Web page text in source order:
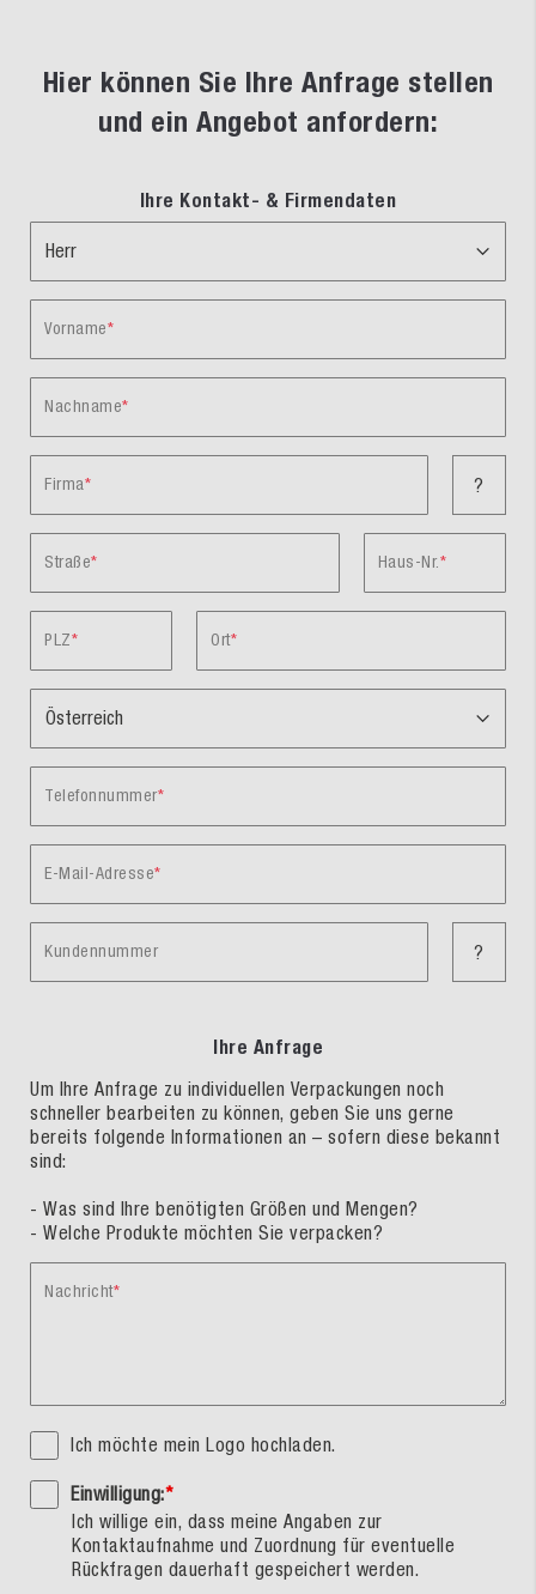
Hier können Sie Ihre Anfrage stellen
und ein Angebot anfordern:
Ihre Kontakt- & Firmendaten
Vorname
Nachname
Firma ?
Straße Haus-Nr.
PLZ Ort
Telefonnummer
E-Mail-Adresse
Kundennummer ?
Ihre Anfrage
Um Ihre Anfrage zu individuellen Verpackungen noch
schneller bearbeiten zu können, geben Sie uns gerne
bereits folgende Informationen an – sofern diese bekannt
sind:
- Was sind Ihre benötigten Größen und Mengen?
- Welche Produkte möchten Sie verpacken?
Nachricht
Ich möchte mein Logo hochladen.
Einwilligung:*
Ich willige ein, dass meine Angaben zur
Kontaktaufnahme und Zuordnung für eventuelle
Rückfragen dauerhaft gespeichert werden.